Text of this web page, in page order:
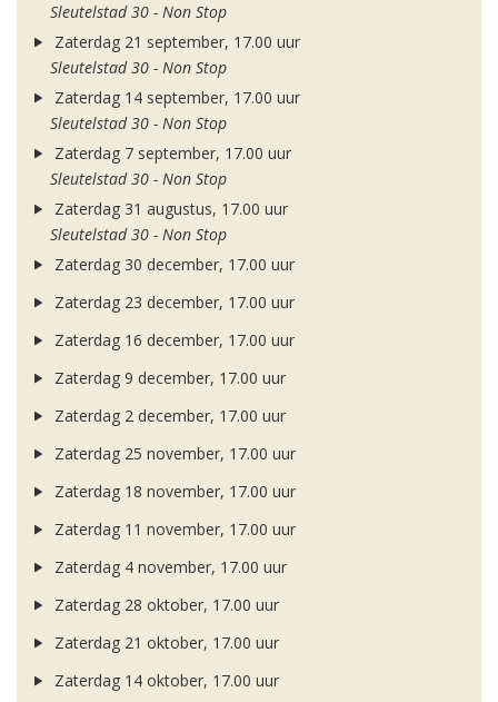
Sleutelstad 30 - Non Stop
Zaterdag 21 september, 17.00 uur
Sleutelstad 30 - Non Stop
Zaterdag 14 september, 17.00 uur
Sleutelstad 30 - Non Stop
Zaterdag 7 september, 17.00 uur
Sleutelstad 30 - Non Stop
Zaterdag 31 augustus, 17.00 uur
Sleutelstad 30 - Non Stop
Zaterdag 30 december, 17.00 uur
Zaterdag 23 december, 17.00 uur
Zaterdag 16 december, 17.00 uur
Zaterdag 9 december, 17.00 uur
Zaterdag 2 december, 17.00 uur
Zaterdag 25 november, 17.00 uur
Zaterdag 18 november, 17.00 uur
Zaterdag 11 november, 17.00 uur
Zaterdag 4 november, 17.00 uur
Zaterdag 28 oktober, 17.00 uur
Zaterdag 21 oktober, 17.00 uur
Zaterdag 14 oktober, 17.00 uur